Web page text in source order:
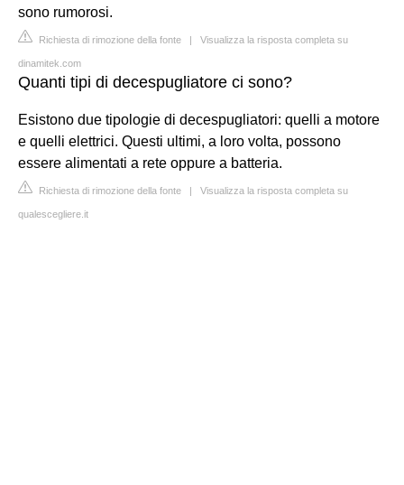
sono rumorosi.
Richiesta di rimozione della fonte | Visualizza la risposta completa su
dinamitek.com
Quanti tipi di decespugliatore ci sono?
Esistono due tipologie di decespugliatori: quelli a motore
e quelli elettrici. Questi ultimi, a loro volta, possono
essere alimentati a rete oppure a batteria.
Richiesta di rimozione della fonte | Visualizza la risposta completa su
qualescegliere.it